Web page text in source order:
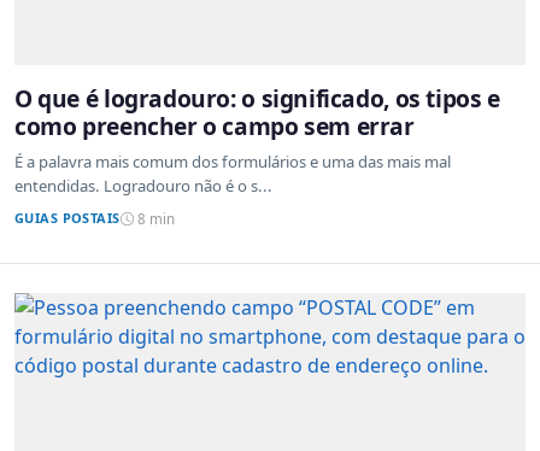
O que é logradouro: o significado, os tipos e
como preencher o campo sem errar
É a palavra mais comum dos formulários e uma das mais mal
entendidas. Logradouro não é o s...
GUIAS POSTAIS 8 min